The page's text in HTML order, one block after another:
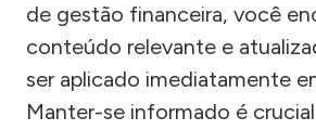
de gestão financeira, você
conteúdo relevante e
ser aplicado imediatamente
Manter-se informado é crucial